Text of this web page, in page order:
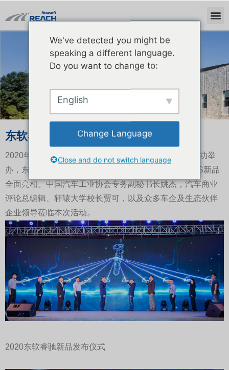
ニュース
东软睿驰发布SDV全栈智能方案新产品
2020年11月22日，2020东软睿驰新品发布会在广州成功举
办，东软睿驰基础软件产品NeuSAR 3.0及ADAS&ADS新品
全面亮相。中国汽车工业协会专务副秘书长姚杰，汽车商业
评论总编辑、轩辕大学校长贾可，以及众多车企及生态伙伴
企业领导莅临本次活动。
2020东软睿驰新品发布仪式
We've detected you might be
speaking a different language.
Do you want to change to:
English
Change Language
Close and do not switch language